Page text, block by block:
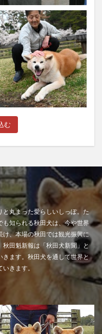
む
と丸まった愛らしいしっぽ。た
も知られる秋田犬は、今や世界
、本場の秋田では観光振興に
田魁新報は「秋田犬新聞」と
きます。秋田犬を通して世界と
きます。